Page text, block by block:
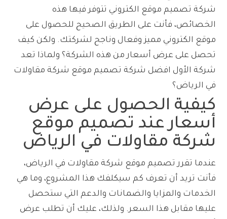
شركة تصميم موقع الكتروني تتوفر فيها هذه
الخصائص، فأنت على الطريق الصحيح للحصول على
موقع الكتروني مميز وفعال وناجح لشركتك. ولكن كيف
تحصل على عرض أسعار من هذه الشركة؟ ولماذا تعد
شركة الأول افضل شركة تصميم موقع شركة مقاولات
في الرياض؟
كيفية الحصول على عرض
أسعار عند تصميم موقع
شركة مقاولات في الرياض
عندما تقرر تصميم موقع شركة مقاولات في الرياض،
فأنت تريد أن تعرف كم سيكلفك هذا المشروع، وما هي
الخدمات والمزايا والضمانات والدعم التي ستحصل
عليها مقابل هذا السعر. ولذلك، عليك أن تطلب عرض